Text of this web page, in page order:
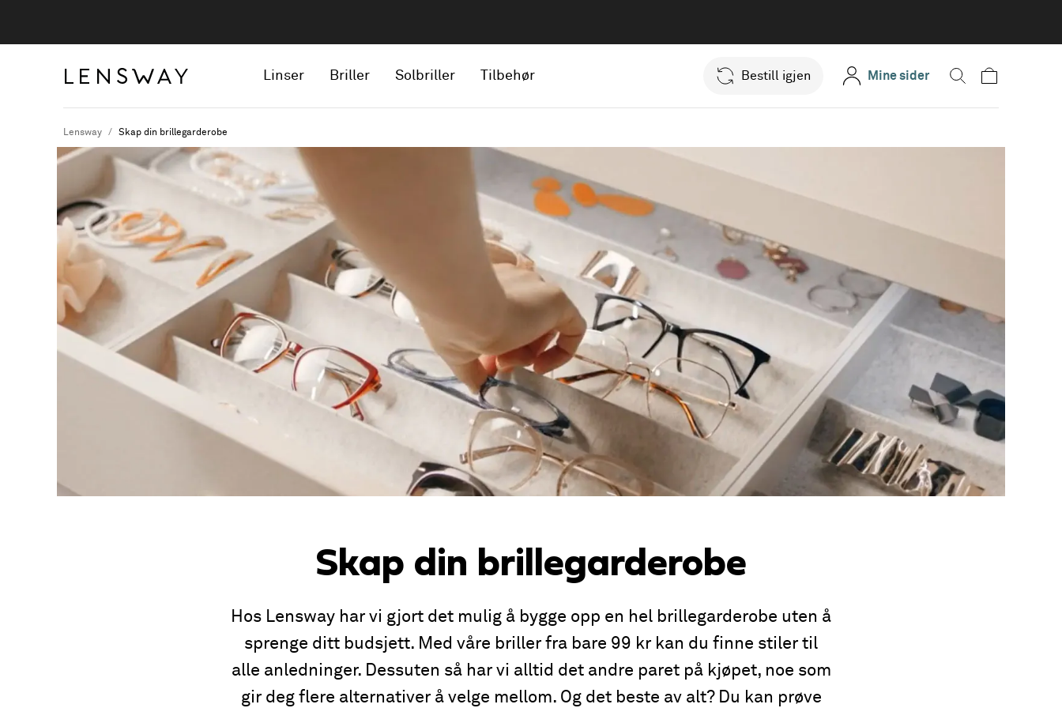
Linser Briller Solbriller Tilbehør Bestill igjen Mine sider
Lensway Skap din brillegarderobe
Skap din brillegarderobe
Hos Lensway har vi gjort det mulig å bygge opp en hel brillegarderobe uten å
sprenge ditt budsjett. Med våre briller fra bare 99 kr kan du finne stiler til
alle anledninger. Dessuten så har vi alltid det andre paret på kjøpet, noe som
gir deg flere alternativer å velge mellom. Og det beste av alt? Du kan prøve